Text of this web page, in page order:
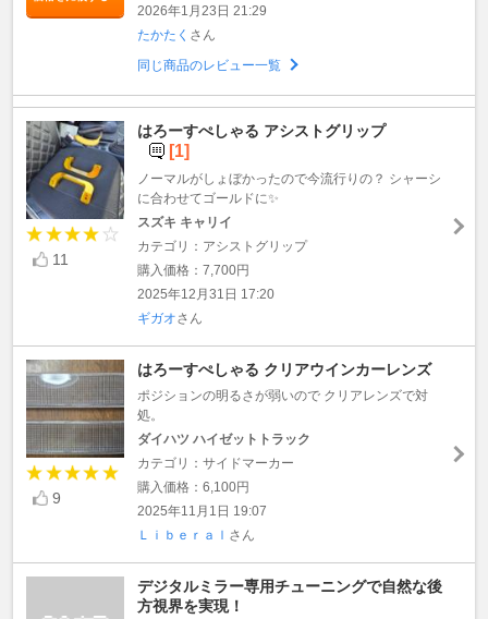
2026年1月23日 21:29
たかたく さん
同じ商品のレビュー一覧
11
はろーすぺしゃる アシストグリップ
[1]
ノーマルがしょぼかったので今流行りの？ シャーシ
に合わせてゴールドに✨
スズキ キャリイ
カテゴリ：アシストグリップ
購入価格：7,700円
2025年12月31日 17:20
ギガオさん
9
はろーすぺしゃる クリアウインカーレンズ
ポジションの明るさが弱いので クリアレンズで対
処。
ダイハツ ハイゼットトラック
カテゴリ：サイドマーカー
購入価格：6,100円
2025年11月1日 19:07
Ｌｉｂｅｒａｌ さん
デジタルミラー専用チューニングで自然な後
方視界を実現！